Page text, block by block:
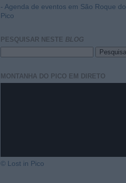
- Agenda de eventos em São Roque do
Pico
PESQUISAR NESTE BLOG
MONTANHA DO PICO EM DIRETO
© Lost in Pico